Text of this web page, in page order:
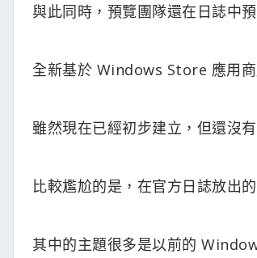
與此同時，預覽團隊還在日誌中
全新基於 Windows Store 應用商
雖然現在已經初步建立，但還沒
比較尷尬的是，在官方日誌放出
其中的主題很多是以前的